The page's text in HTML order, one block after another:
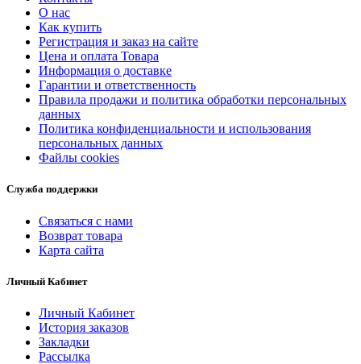
О нас
Как купить
Регистрация и заказ на сайте
Цена и оплата Товара
Информация о доставке
Гарантии и ответственность
Правила продажи и политика обработки персональных
данных
Политика конфиденциальности и использования
персональных данных
Файлы cookies
Служба поддержки
Связаться с нами
Возврат товара
Карта сайта
Личный Кабинет
Личный Кабинет
История заказов
Закладки
Рассылка